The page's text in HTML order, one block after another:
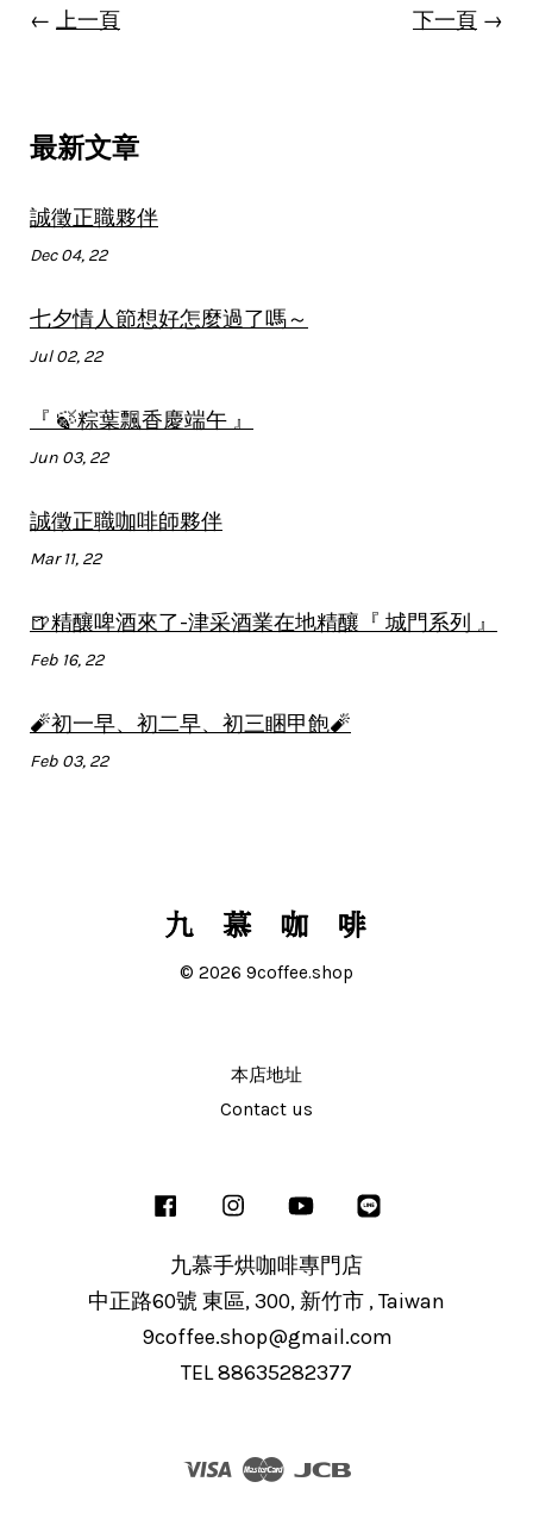
← 上一頁 下一頁 →
最新文章
誠徵正職夥伴
Dec 04, 22
七夕情人節想好怎麼過了嗎～
Jul 02, 22
『 🍃粽葉飄香慶端午 』
Jun 03, 22
誠徵正職咖啡師夥伴
Mar 11, 22
🍺精釀啤酒來了-津采酒業在地精釀『 城門系列 』
Feb 16, 22
🧨初一早、初二早、初三睏甲飽🧨
Feb 03, 22
© 2026 9coffee.shop
本店地址
Contact us
Facebook InstagramYouTube
九慕手烘咖啡專門店
中正路60號 東區, 300, 新竹市 , Taiwan
9coffee.shop@gmail.com
TEL 88635282377
Visa Master JCB